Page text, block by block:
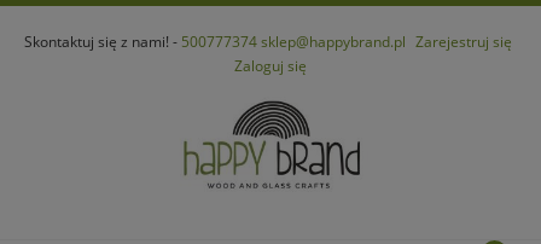
Skontaktuj się z nami! - 500777374 sklep@happybrand.pl Zarejestruj się
Zaloguj się